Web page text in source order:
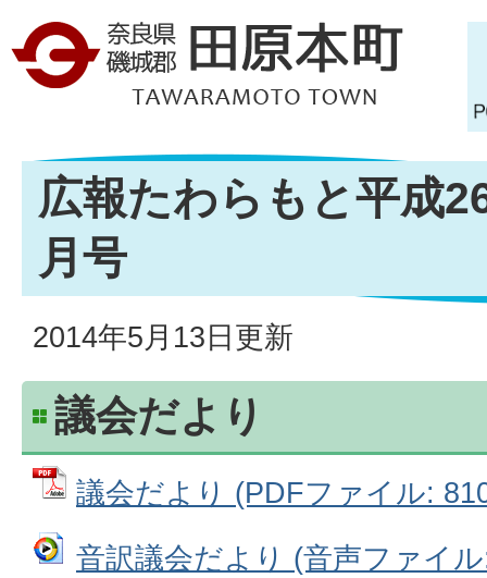
広報たわらもと平成
月号
2014年5月13日更新
議会だより
議会だより (PDFファイル:
音訳議会だより (音声ファイ